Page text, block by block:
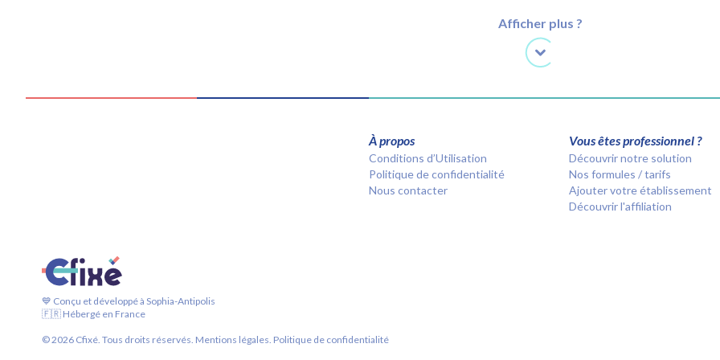
Afficher plus ?
À propos
Conditions d’Utilisation
Politique de confidentialité
Nous contacter
Vous êtes professionnel ?
Découvrir notre solution
Nos formules / tarifs
Ajouter votre établissement
Découvrir l'affiliation
💙 Conçu et développé à Sophia-Antipolis
🇫🇷 Hébergé en France
©2026 Cfixé. Tous droits réservés. Mentions légales. Politique de confidentialité